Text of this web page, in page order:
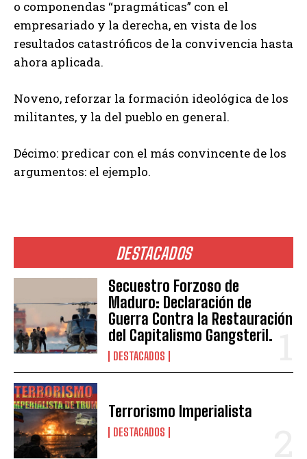
DESTACADOS
Secuestro Forzoso de
Maduro: Declaración de
Guerra Contra la Restauración
del Capitalismo Gangsteril.
DESTACADOS
Terrorismo Imperialista
DESTACADOS
o componendas “pragmáticas” con el
empresariado y la derecha, en vista de los
resultados catastróficos de la convivencia hasta
ahora aplicada.
Noveno, reforzar la formación ideológica de los
militantes, y la del pueblo en general.
Décimo: predicar con el más convincente de los
argumentos: el ejemplo.